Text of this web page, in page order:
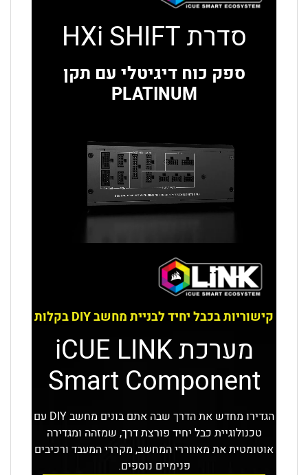
סדרת
ספק כוח דיגיטלי עם תקן
PLATINUM
קישוריות בכבל יחיד לבניית מחשב DIY בקלות
מערכת iCUE LINK
Smart Component
הגדירו מחדש את הדרך שבה אתם בונים מחשב DIY עם
טכנולוגיית כבל יחיד פורצת דרך, שמזהה ומגדירה
אוטומטית את מאווררי המחשב, מקררי המעבד ורכיבים
פנימיים נוספים.